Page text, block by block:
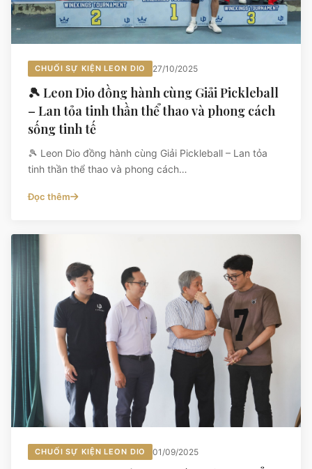
CHUỐI SỰ KIỆN LEON DIO 27/10/2025
🎾 Leon Dio đồng hành cùng Giải Pickleball
– Lan tỏa tinh thần thể thao và phong cách
sống tinh tế
🎾 Leon Dio đồng hành cùng Giải Pickleball – Lan tỏa
tinh thần thể thao và phong cách…
Đọc thêm
CHUỐI SỰ KIỆN LEON DIO 01/09/2025